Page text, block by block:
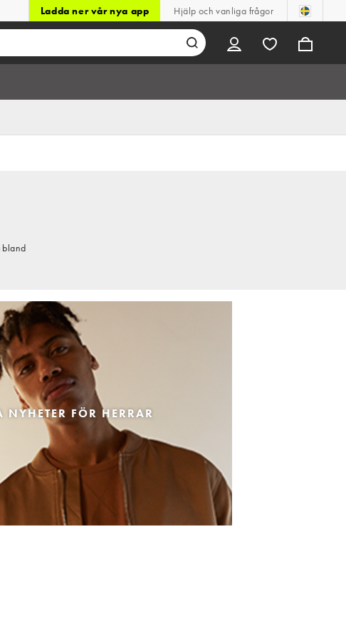
Ladda ner vår nya app Hjälp och vanliga frågor
bland
NYHETER FÖR HERRAR